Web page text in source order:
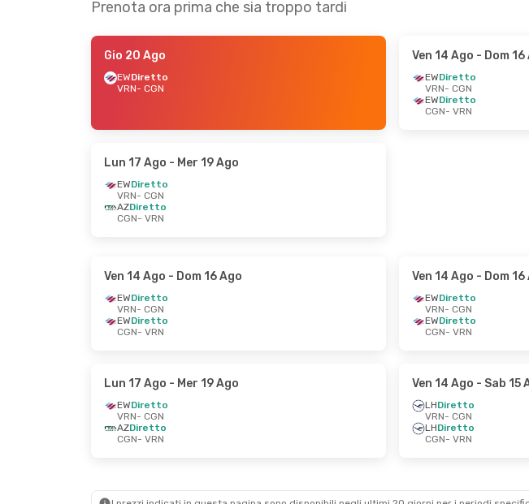
Prenota ora prima che sia troppo tardi
Gio 20 Ago
EWDiretto
VRN- CGN
Ven 14 Ago - Dom 16
EWDiretto
VRN- CGN
EWDiretto
CGN- VRN
Lun 17 Ago - Mer 19 Ago
EWDiretto
VRN- CGN
AZDiretto
CGN- VRN
Ven 14 Ago - Dom 16 Ago
EWDiretto
VRN- CGN
EWDiretto
CGN- VRN
Ven 14 Ago - Dom 16
EWDiretto
VRN- CGN
EWDiretto
CGN- VRN
Lun 17 Ago - Mer 19 Ago
EWDiretto
VRN- CGN
AZDiretto
CGN- VRN
Ven 14 Ago - Sab 15
LHDiretto
VRN- CGN
LHDiretto
CGN- VRN